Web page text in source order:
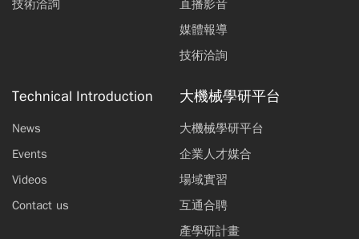
技術洽詢
直播影音
媒體報導
技術洽詢
Technical Introduction
News
Events
Videos
Contact us
大機械學研平台
大機械學研平台
企業人才媒合
場域實習
互通合聘
產學研計畫